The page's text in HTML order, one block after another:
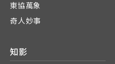
東協萬象
奇人妙事
知影